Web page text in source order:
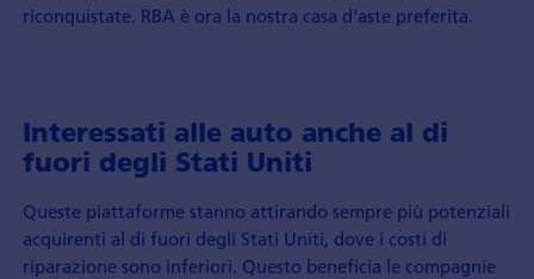
riconquistate. RBA è ora la nostra casa d'aste preferita.
Interessati alle auto anche al di
fuori degli Stati Uniti
Queste piattaforme stanno attirando sempre più potenziali
acquirenti al di fuori degli Stati Uniti, dove i costi di
riparazione sono inferiori. Questo beneficia le compagnie